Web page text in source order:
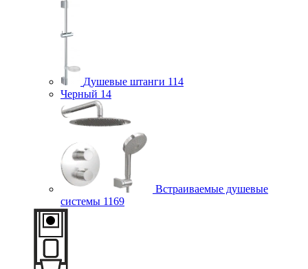
Душевые штанги 114
Черный 14
Встраиваемые душевые
системы 1169